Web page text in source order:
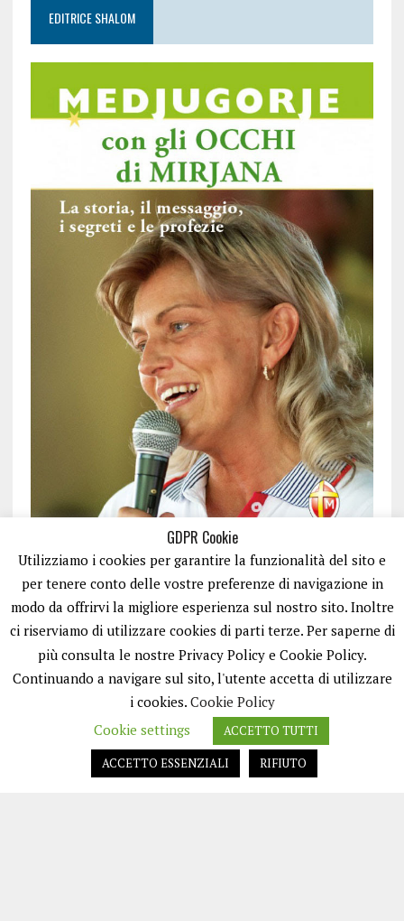
EDITRICE SHALOM
ISCRIVITI
GDPR Cookie
Utilizziamo i cookies per garantire la funzionalità del sito e
per tenere conto delle vostre preferenze di navigazione in
modo da offrirvi la migliore esperienza sul nostro sito. Inoltre
ci riserviamo di utilizzare cookies di parti terze. Per saperne di
più consulta le nostre Privacy Policy e Cookie Policy.
Continuando a navigare sul sito, l'utente accetta di utilizzare
i cookies. Cookie Policy
Cookie settings
ACCETTO TUTTI
ACCETTO ESSENZIALI
RIFIUTO